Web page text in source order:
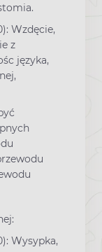
Wzdęcie,
z
języka,
Wysypka,